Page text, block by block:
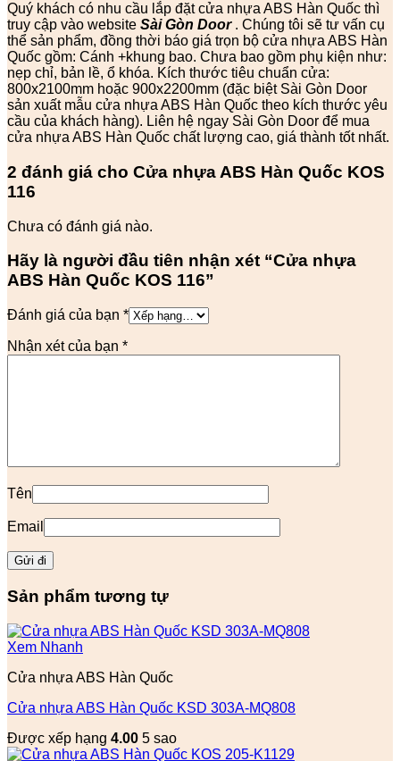
Quý khách có nhu cầu lắp đặt cửa nhựa ABS Hàn Quốc thì
truy cập vào website Sài Gòn Door. Chúng tôi sẽ tư vấn cụ
thể sản phẩm, đồng thời báo giá trọn bộ cửa nhựa ABS Hàn
Quốc gồm: Cánh +khung bao. Chưa bao gồm phụ kiện như:
nẹp chỉ, bản lề, ổ khóa. Kích thước tiêu chuẩn cửa:
800x2100mm hoặc 900x2200mm (đặc biệt Sài Gòn Door
sản xuất mẫu cửa nhựa ABS Hàn Quốc theo kích thước yêu
cầu của khách hàng). Liên hệ ngay Sài Gòn Door để mua
cửa nhựa ABS Hàn Quốc chất lượng cao, giá thành tốt nhất.
2 đánh giá cho Cửa nhựa ABS Hàn Quốc KOS
116
Chưa có đánh giá nào.
Hãy là người đầu tiên nhận xét “Cửa nhựa
ABS Hàn Quốc KOS 116”
Đánh giá của bạn *
Nhận xét của bạn *
Tên
Email
Sản phẩm tương tự
Xem Nhanh
Cửa nhựa ABS Hàn Quốc
Cửa nhựa ABS Hàn Quốc KSD 303A-MQ808
Được xếp hạng 4.00 5 sao